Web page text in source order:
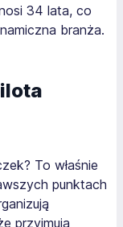
34 lata, co
branża.
To właśnie
punktach
przyjmują